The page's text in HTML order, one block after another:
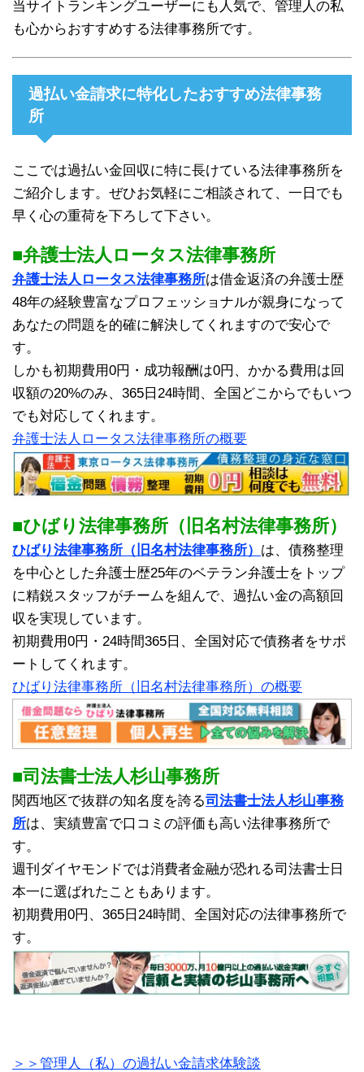
当サイトランキングユーザーにも人気で、管理人の私
も心からおすすめする法律事務所です。
過払い金請求に特化したおすすめ法律事務
所
ここでは過払い金回収に特に長けている法律事務所を
ご紹介します。ぜひお気軽にご相談されて、一日でも
早く心の重荷を下ろして下さい。
■弁護士法人ロータス法律事務所
弁護士法人ロータス法律事務所は借金返済の弁護士歴
48年の経験豊富なプロフェッショナルが親身になって
あなたの問題を的確に解決してくれますので安心で
す。
しかも初期費用0円・成功報酬は0円、かかる費用は回
収額の20%のみ、365日24時間、全国どこからでもいつ
でも対応してくれます。
弁護士法人ロータス法律事務所の概要
■ひばり法律事務所（旧名村法律事務所）
ひばり法律事務所（旧名村法律事務所） は、債務整理
を中心とした弁護士歴25年のベテラン弁護士をトップ
に精鋭スタッフがチームを組んで、過払い金の高額回
収を実現しています。
初期費用0円・24時間365日、全国対応で債務者をサポ
ートしてくれます。
ひばり法律事務所（旧名村法律事務所）の概要
■司法書士法人杉山事務所
関西地区で抜群の知名度を誇る司法書士法人杉山事務
所は、実績豊富で口コミの評価も高い法律事務所で
す。
週刊ダイヤモンドでは消費者金融が恐れる司法書士日
本一に選ばれたこともあります。
初期費用0円、365日24時間、全国対応の法律事務所で
す。
＞＞管理人（私）の過払い金請求体験談